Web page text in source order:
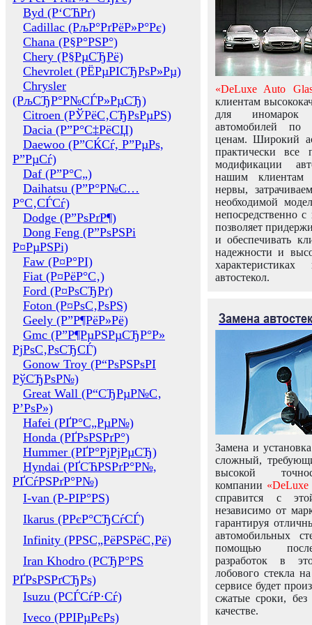
Byd (Р‘СЋРґ)
Cadillac (РљР°РґРёР»Р°Рє)
Chana (Р§Р°РЅР°)
Chery (Р§РµСЂРё)
Chevrolet (РЁРµРІСЂРѕР»Рµ)
Chrysler
(РљСЂР°Р№СЃР»РµСЂ)
Citroen (РЎРёС‚СЂРѕРµРЅ)
Dacia (Р”Р°С‡РёСЏ)
Daewoo (Р”СЌСѓ, Р”РµРѕ,
Р”РµСѓ)
Daf (Р”Р°С„)
Daihatsu (Р”Р°Р№С…
Р°С‚СЃСѓ)
Dodge (Р”РѕРґР¶)
Dong Feng (Р”РѕРЅРі
Р¤РµРЅРі)
Faw (Р¤Р°РІ)
Fiat (Р¤РёР°С‚)
Ford (Р¤РѕСЂРґ)
Foton (Р¤РѕС‚РѕРЅ)
Geely (Р”Р¶РёР»Рё)
Gmc (Р”Р¶РµРЅРµСЂР°Р»
РјРѕС‚РѕСЂСЃ)
Gonow Troy (Р“РѕРЅРѕРІ
РўСЂРѕР№)
Great Wall (Р“СЂРµР№С‚
Р’РѕР»)
Hafei (РҐР°С„РµР№)
Honda (РҐРѕРЅРґР°)
Hummer (РҐР°РјРјРµСЂ)
Hyndai (РҐСЋРЅРґР°Р№,
РҐСѓРЅРґР°Р№)
I-van (Р-РІР°РЅ)
Ikarus (РРєР°СЂСѓСЃ)
Infinity (РРЅС„РёРЅРёС‚Рё)
Iran Khodro (РСЂР°РЅ
РҐРѕРЅРґСЂРѕ)
Isuzu (РСЃСѓР·Сѓ)
Iveco (РРІРµРєРѕ)
«DeLuxe Auto
клиентам
для иномарок
автомобилей
ценам. Широкий
практически все
модификации
нашим клиентам
нервы,
необходимой
непосредственно
позволяет
и обеспечивать
надежности и
автостекол.
Замена
Замена и
сложный,
высокой
компании «DeLuxe
справится с
независимо от
гарантируя
автомобильных
помощью
разработок в
лобового стекла
сервисе будет
сжатые сроки,
качестве.